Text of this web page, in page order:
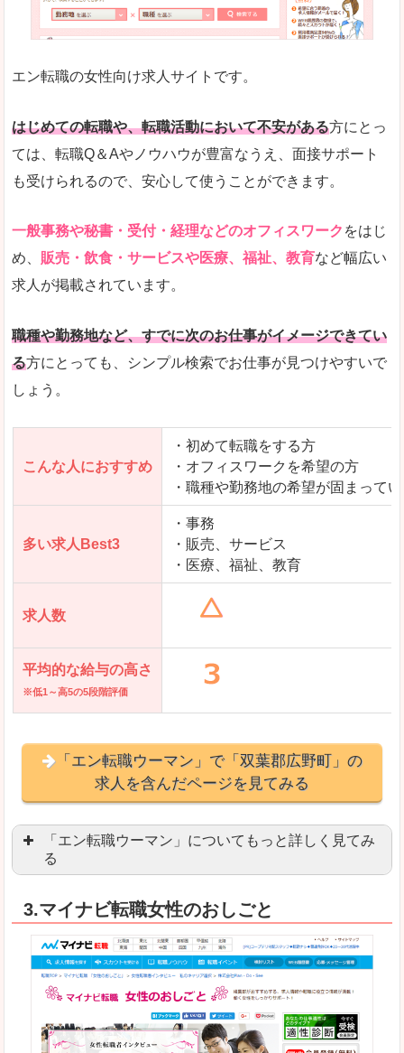
詳しい説明
とにかく、女性ならではの職種の専門性が高いの
また、アパレル・コスメ、エステ・ネイル・美容
人気度
専門性が高いので、これらのお仕事に転職を考
リクルートグループなので、大手という安心感も
使いやすさ
検索がしやすく、求人詳細にも画像やイラストな
「とらばーゆ」で「双葉郡広野町」の
求人を含んだページを見てみる
エン転職の女性向け求人サイトです。
はじめての転職や、転職活動において不安がある方にとっ
ては、転職Q＆Aやノウハウが豊富なうえ、面接サポート
も受けられるので、安心して使うことができます。
一般事務や秘書・受付・経理などのオフィスワーク をはじ
め、 販売・飲食・サービスや医療、福祉、教育など幅広い
求人が掲載されています。
職種や勤務地など、すでに次のお仕事がイメージできてい
る方にとっても、シンプル検索でお仕事が見つけやすいで
しょう。
こんな人におすすめ
・初めて転職をする方
・オフィスワークを希望の方
・職種や勤務地の希望が固まって
多い求人Best3
・事務
・販売、サービス
・医療、福祉、教育
求人数
平均的な給与の高さ
※低1～高5の5段階評価
「エン転職ウーマン」で「双葉郡広野町」の
求人を含んだページを見てみる
「エン転職ウーマン」についてもっと詳しく見てみ
る
良いところ
職種や勤務地など、すでに次のお仕事がイメージ
転職Q＆Aやノウハウが豊富なうえ、面接サポー
求人の掲載数が少ないです。
3.マイナビ転職女性のおしごと